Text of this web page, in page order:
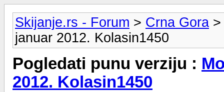
Skijanje.rs - Forum > Crna Gora
januar 2012. Kolasin1450
Pogledati punu verziju :
2012. Kolasin1450